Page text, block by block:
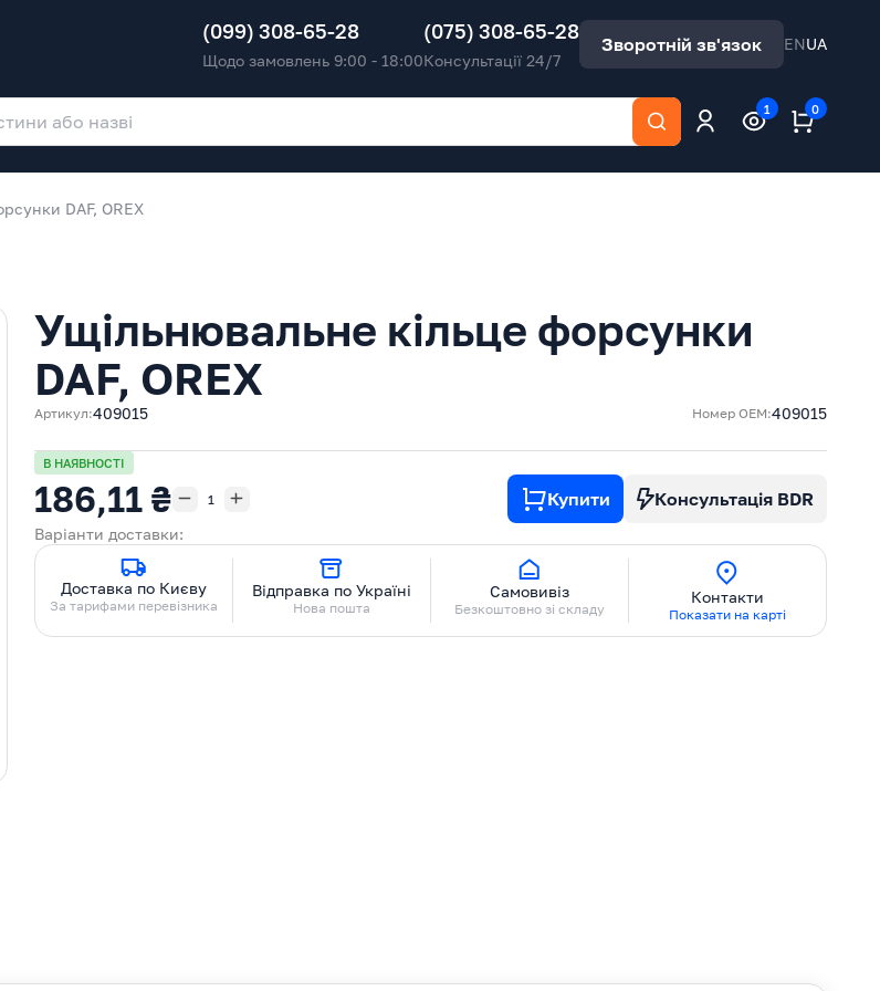
(099) 308-65-28
Щодо замовлень 9:00 - 18:00
(075) 308-65-28
Консультації 24/7
Зворотній зв'язок ENUA
1 0
DAF, OREX
Ущільнювальне кільце форсунки
DAF, OREX
Артикул:409015 Номер ОЕМ:409015
В НАЯВНОСТІ
186,11 ₴ Купити Консультація BDR
Варіанти доставки:
Доставка по Києву
За тарифами перевізника
Відправка по Україні
Нова пошта
Самовивіз
Безкоштовно зі складу
Контакти
Показати на карті